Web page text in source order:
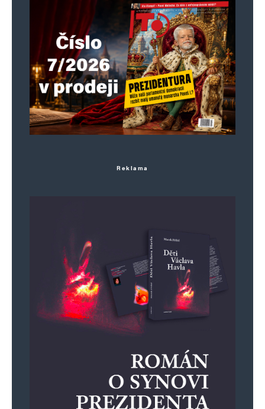
Neboť se jedná v podstatě o měnu. Pro mne je
důkazem to že ČNB nakupuje bezhlavě zlatý kov
aby chránila hodnotu a do teď ho nepotřebovala,
je to jakýsi signál, že už se na tom pracuje, už
bylo rozhodnuto. Tak to hodím já i když je to jen
můj odhad. Jinak podepisuji to co bylo napsáno
v článku 👌
Ekonomická výhoda je, že budeme ručit za
dluhy eurozóny? Prezident a MPA, Farský apod.
chybí argumenty a mandát
Jarmila hanzlíková
Pan Kovanda prostě ví, o čem mluví. Umí
argumentačně zdůvodnit svůj názor a jeho
Reklama